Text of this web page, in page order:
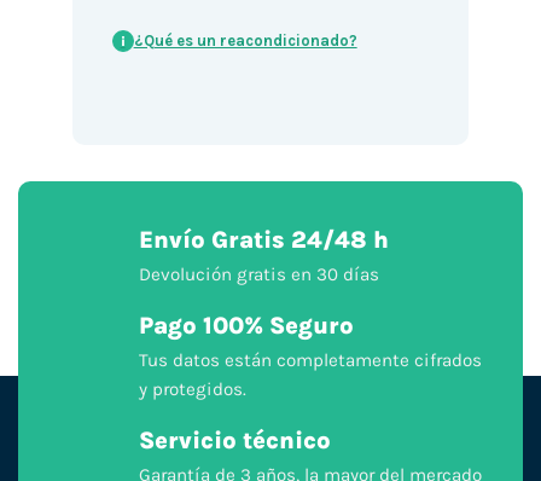
i ¿Qué es un reacondicionado?
Envío Gratis 24/48 h
Devolución gratis en 30 días
Pago 100% Seguro
Tus datos están completamente cifrados
y protegidos.
Servicio técnico
Garantía de 3 años, la mayor del mercado